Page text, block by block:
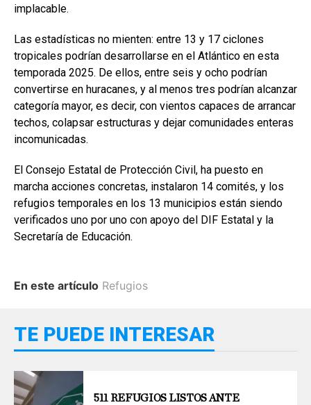
implacable.
Las estadísticas no mienten: entre 13 y 17 ciclones
tropicales podrían desarrollarse en el Atlántico en esta
temporada 2025. De ellos, entre seis y ocho podrían
convertirse en huracanes, y al menos tres podrían alcanzar
categoría mayor, es decir, con vientos capaces de arrancar
techos, colapsar estructuras y dejar comunidades enteras
incomunicadas.
El Consejo Estatal de Protección Civil, ha puesto en
marcha acciones concretas, instalaron 14 comités, y los
refugios temporales en los 13 municipios están siendo
verificados uno por uno con apoyo del DIF Estatal y la
Secretaría de Educación.
En este artículo Refugios
TE PUEDE INTERESAR
511 REFUGIOS LISTOS ANTE